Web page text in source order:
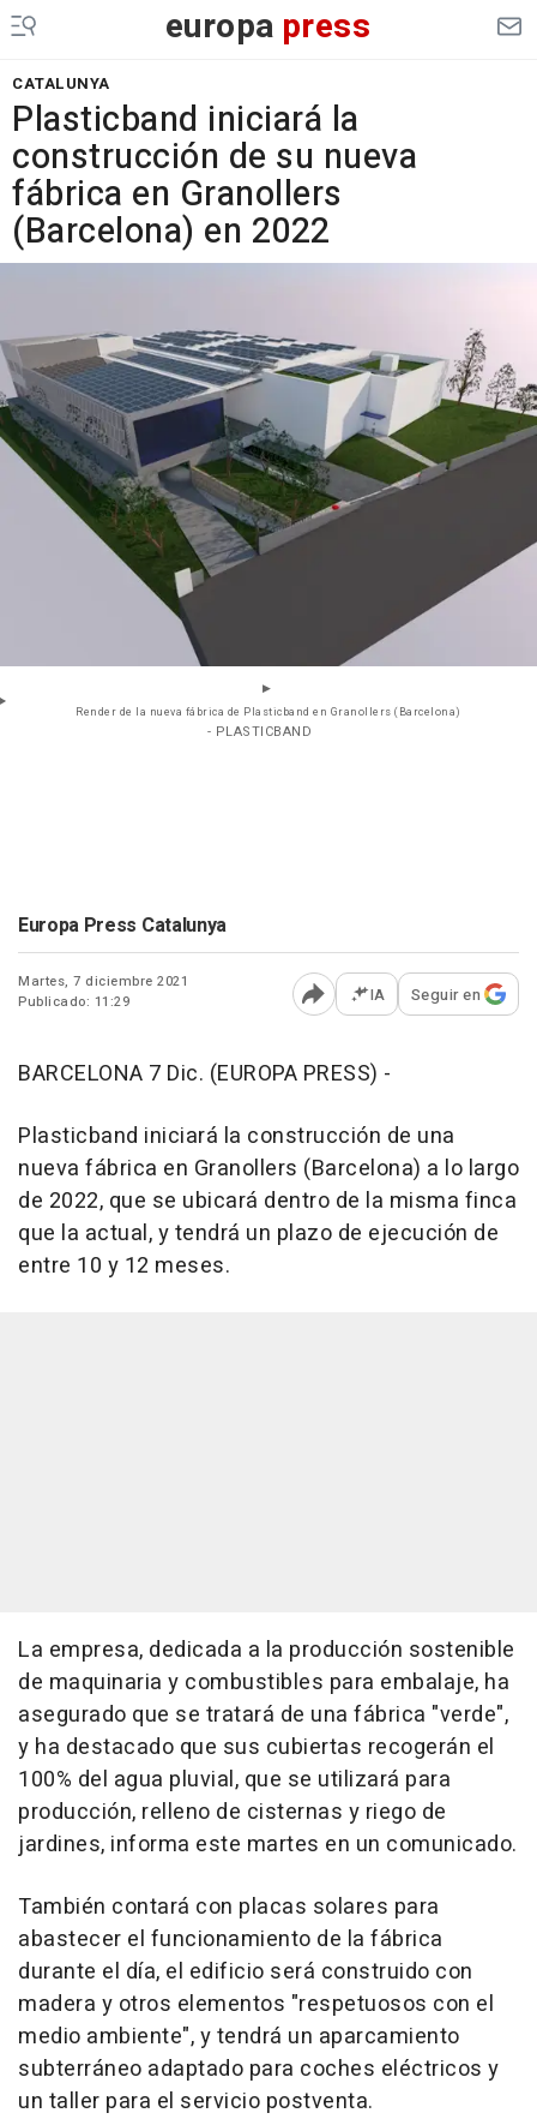
europa press
CATALUNYA
Plasticband iniciará la
construcción de su nueva
fábrica en Granollers
(Barcelona) en 2022
Render de la nueva fábrica de Plasticband en Granollers (Barcelona)
- PLASTICBAND
Europa Press Catalunya
Martes, 7 diciembre 2021
Publicado: 11:29
Abrir opciones para
IA Seguir en
BARCELONA 7 Dic. (EUROPA PRESS) -
Plasticband iniciará la construcción de una
nueva fábrica en Granollers (Barcelona) a lo largo
de 2022, que se ubicará dentro de la misma finca
que la actual, y tendrá un plazo de ejecución de
entre 10 y 12 meses.
La empresa, dedicada a la producción sostenible
de maquinaria y combustibles para embalaje, ha
asegurado que se tratará de una fábrica "verde",
y ha destacado que sus cubiertas recogerán el
100% del agua pluvial, que se utilizará para
producción, relleno de cisternas y riego de
jardines, informa este martes en un comunicado.
También contará con placas solares para
abastecer el funcionamiento de la fábrica
durante el día, el edificio será construido con
madera y otros elementos "respetuosos con el
medio ambiente", y tendrá un aparcamiento
subterráneo adaptado para coches eléctricos y
un taller para el servicio postventa.